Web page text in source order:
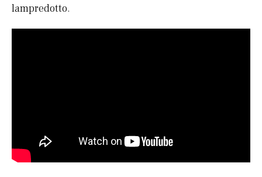
lampredotto.